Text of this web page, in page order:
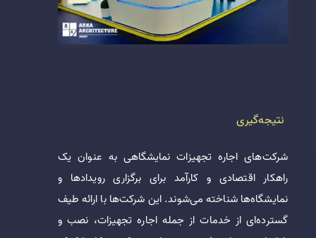
نتیجه‌گیری
شرکت‌های اجاره تجهیزات نمایشگاهی به عنوان یک
راهکار اقتصادی و کارآمد برای برگزاری رویدادها و
نمایشگاه‌ها شناخته می‌شوند. این شرکت‌ها با ارائه طیف
گسترده‌ای از خدمات از جمله اجاره تجهیزات، نصب و